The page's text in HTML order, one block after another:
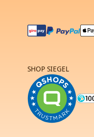
SHOP SIEGEL